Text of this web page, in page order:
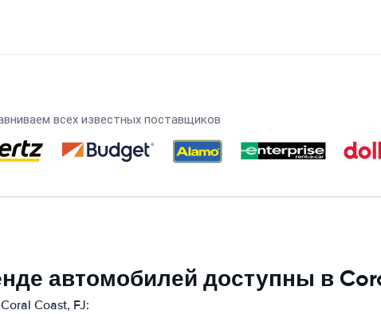
всех известных поставщиков
автомобилей доступны в
Coast, FJ: